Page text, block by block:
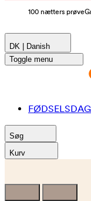
100 nætters prøve
DK | Danish
Toggle menu
FØDSELSDAG
Søg
Kurv